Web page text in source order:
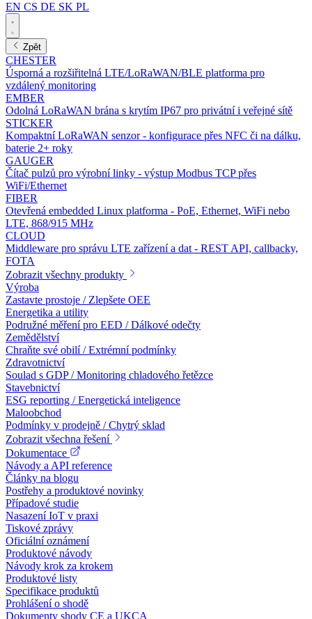
EN CS DE SK PL
Zpět
CHESTER
Úsporná a rozšiřitelná LTE/LoRaWAN/BLE platforma pro
vzdálený monitoring
EMBER
Odolná LoRaWAN brána s krytím IP67 pro privátní i veřejné sítě
STICKER
Kompaktní LoRaWAN senzor - konfigurace přes NFC či na dálku,
baterie 2+ roky
GAUGER
Čítač pulzů pro výrobní linky - výstup Modbus TCP přes
WiFi/Ethernet
FIBER
Otevřená embedded Linux platforma - PoE, Ethernet, WiFi nebo
LTE, 868/915 MHz
CLOUD
Middleware pro správu LTE zařízení a dat - REST API, callbacky,
FOTA
Zobrazit všechny produkty
Výroba
Zastavte prostoje / Zlepšete OEE
Energetika a utility
Podružné měření pro EED / Dálkové odečty
Zemědělství
Chraňte své obilí / Extrémní podmínky
Zdravotnictví
Soulad s GDP / Monitoring chladového řetězce
Stavebnictví
ESG reporting / Energetická inteligence
Maloobchod
Podmínky v prodejně / Chytrý sklad
Zobrazit všechna řešení
Dokumentace
Návody a API reference
Články na blogu
Postřehy a produktové novinky
Případové studie
Nasazení IoT v praxi
Tiskové zprávy
Oficiální oznámení
Produktové návody
Návody krok za krokem
Produktové listy
Specifikace produktů
Prohlášení o shodě
Dokumenty shody CE a UKCA